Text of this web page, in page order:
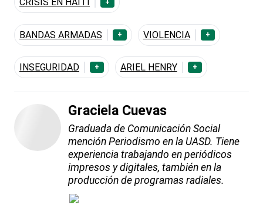
CRISIS EN HAITÍ +
BANDAS ARMADAS + VIOLENCIA +
INSEGURIDAD + ARIEL HENRY +
Graciela Cuevas
Graduada de Comunicación Social
mención Periodismo en la UASD. Tiene
experiencia trabajando en periódicos
impresos y digitales, también en la
producción de programas radiales.